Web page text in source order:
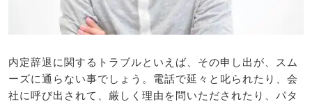
内定辞退に関するトラブルといえば、その申し出が、スム
ーズに通らない事でしょう。電話で延々と叱られたり、会
社に呼び出されて、厳しく理由を問いただされたり、パタ